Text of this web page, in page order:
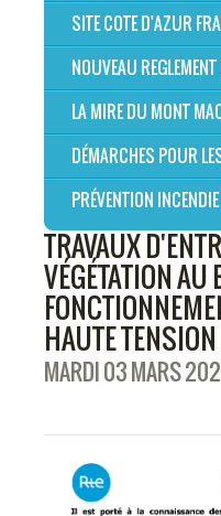
SITE COTE D'AZUR
NOUVEAU
LA MIRE DU MONT
DÉMARCHES POUR
PRÉVENTION
TRAVAUX
VÉGÉTATION AU
HAUTE TENSION
MARDI 03 MARS